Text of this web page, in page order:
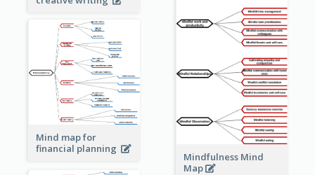
Mindfulness Mind
Map
Mind map for
financial planning